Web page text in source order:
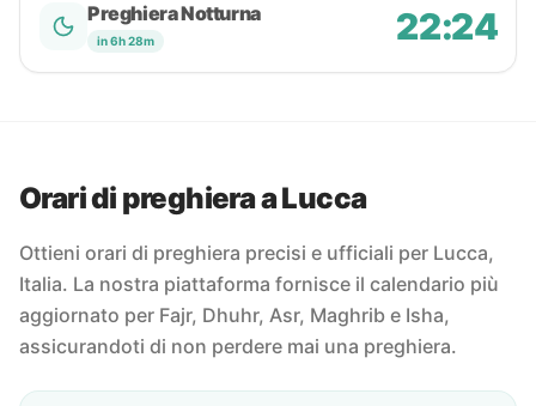
Preghiera Notturna
in 6h 28m 22:24
Orari di preghiera a Lucca
Ottieni orari di preghiera precisi e ufficiali per Lucca,
Italia. La nostra piattaforma fornisce il calendario più
aggiornato per Fajr, Dhuhr, Asr, Maghrib e Isha,
assicurandoti di non perdere mai una preghiera.